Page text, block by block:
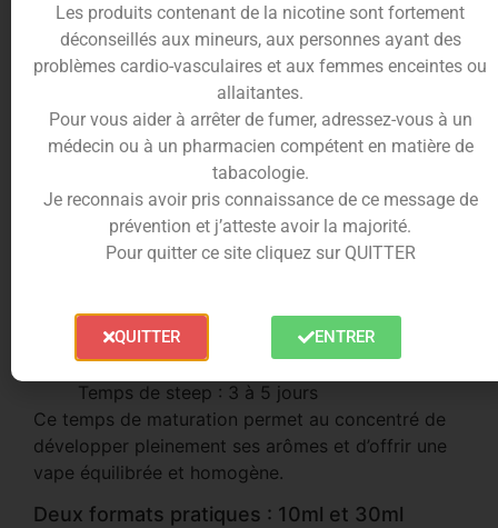
Sa signature aromatique douce et sucrée en fait un
excellent choix pour une utilisation en mono-
arôme ou comme base pour des recettes plus
complexes, notamment avec des fruits rouges ou
des notes gourmandes.
Dosage recommandé et conseils d’utilisation
Pour une restitution optimale des arômes, il est
conseillé de respecter les recommandations
Dosage conseillé : 10 à 15% selon l’intensité
souhaitée
Base recommandée : 50PG / 50VG
Temps de steep : 3 à 5 jours
Ce temps de maturation permet au concentré de
développer pleinement ses arômes et d’offrir une
vape équilibrée et homogène.
Deux formats pratiques : 10ml et 30ml
Les produits contenant de la nicotine sont fortement
déconseillés aux mineurs, aux personnes ayant des
problèmes cardio-vasculaires et aux femmes enceintes ou
allaitantes.
Pour vous aider à arrêter de fumer, adressez-vous à un
médecin ou à un pharmacien compétent en matière de
tabacologie.
Je reconnais avoir pris connaissance de ce message de
prévention et j’atteste avoir la majorité.
Pour quitter ce site cliquez sur QUITTER
QUITTER ENTRER